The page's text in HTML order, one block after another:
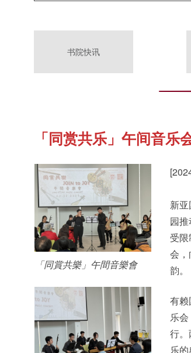
书院快讯
「同赏共乐」午间音乐
「同賞共樂」午間音樂會
新
园
受
会
韵。
有
乐
行
乐